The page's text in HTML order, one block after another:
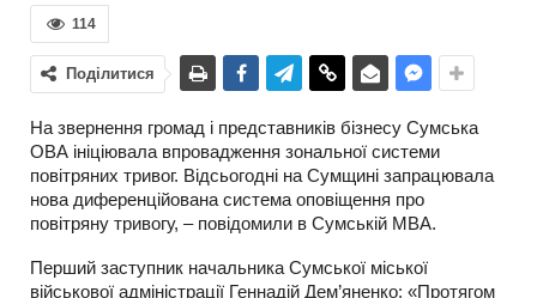
114
Поділитися
На звернення громад і представників бізнесу Сумська
ОВА ініціювала впровадження зональної системи
повітряних тривог. Відсьогодні на Сумщині запрацювала
нова диференційована система оповіщення про
повітряну тривогу, – повідомили в Сумській МВА.
Перший заступник начальника Сумської міської
військової адміністрації Геннадій Дем’яненко: «Протягом